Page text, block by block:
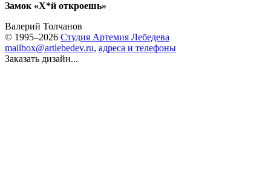
Замок «Х*й откроешь»
Валерий Толчанов
© 1995–2026 Студия Артемия Лебедева
mailbox@artlebedev.ru, адреса и телефоны
Заказать дизайн...